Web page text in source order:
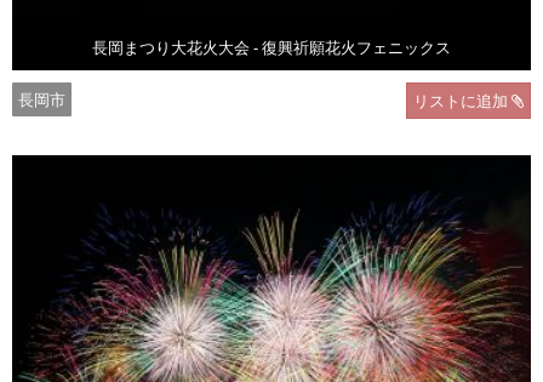
長岡まつり大花火大会 - 復興祈願花火フェニックス
長岡市 リストに追加